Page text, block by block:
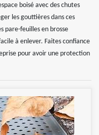
boisé avec des chutes
les gouttières dans ces
pare-feuilles en brosse
à enlever. Faites confiance
pour avoir une protection